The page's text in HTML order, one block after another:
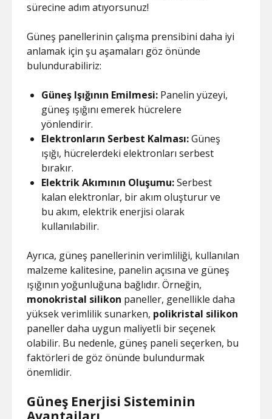
sürecine adım atıyorsunuz!
Güneş panellerinin çalışma prensibini daha iyi
anlamak için şu aşamaları göz önünde
bulundurabiliriz:
Güneş Işığının Emilmesi: Panelin yüzeyi,
güneş ışığını emerek hücrelere
yönlendirir.
Elektronların Serbest Kalması:Güneş
ışığı, hücrelerdeki elektronları serbest
bırakır.
Elektrik Akımının Oluşumu:Serbest
kalan elektronlar, bir akım oluşturur ve
bu akım, elektrik enerjisi olarak
kullanılabilir.
Ayrıca, güneş panellerinin verimliliği, kullanılan
malzeme kalitesine, panelin açısına ve güneş
ışığının yoğunluğuna bağlıdır. Örneğin,
monokristal silikon paneller, genellikle daha
yüksek verimlilik sunarken, polikristal silikon
paneller daha uygun maliyetli bir seçenek
olabilir. Bu nedenle, güneş paneli seçerken, bu
faktörleri de göz önünde bulundurmak
önemlidir.
Güneş Enerjisi Sisteminin